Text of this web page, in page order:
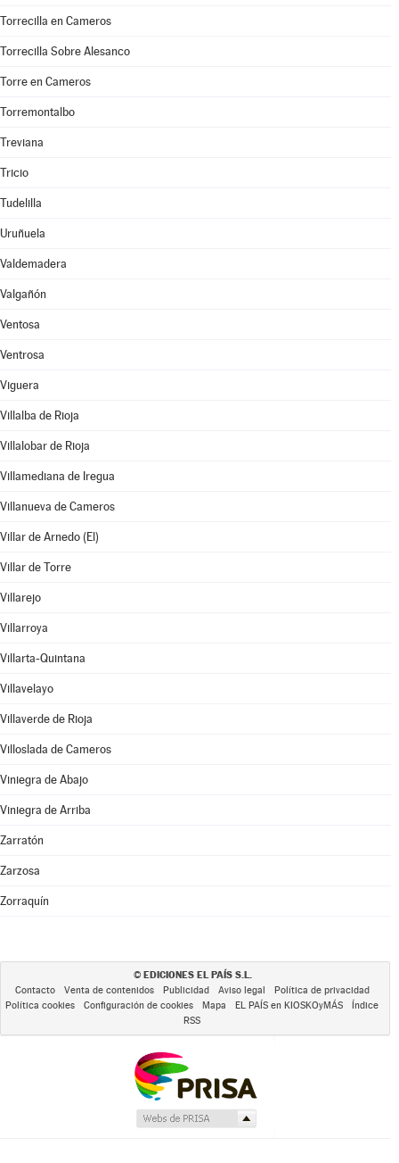
Torrecilla en Cameros
Torrecilla Sobre Alesanco
Torre en Cameros
Torremontalbo
Treviana
Tricio
Tudelilla
Uruñuela
Valdemadera
Valgañón
Ventosa
Ventrosa
Viguera
Villalba de Rioja
Villalobar de Rioja
Villamediana de Iregua
Villanueva de Cameros
Villar de Arnedo (El)
Villar de Torre
Villarejo
Villarroya
Villarta-Quintana
Villavelayo
Villaverde de Rioja
Villoslada de Cameros
Viniegra de Abajo
Viniegra de Arriba
Zarratón
Zarzosa
Zorraquín
© EDICIONES EL PAÍS S.L.
Contacto Venta de contenidos Publicidad Aviso legal
Política de privacidad
Política cookies
Configuración de cookies Mapa EL PAÍS en KIOSKOyMÁS
Índice
RSS